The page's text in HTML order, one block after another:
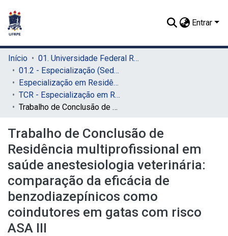
Entrar
Início
01. Universidade Federal Rural de Pernambuco - UFRPE (Sede)
01.2 - Especialização (Sede)
Especialização em Residência Veterinária (Sede)
TCR - Especialização em Residência Veterinária (Sede)
Trabalho de Conclusão de Residência multiprofissional em saúde anestesiologia veterinária: comparação da eficácia de benzodiazepínicos como coindutores em gatas com risco ASA III
Trabalho de Conclusão de
Residência multiprofissional em
saúde anestesiologia veterinária:
comparação da eficácia de
benzodiazepínicos como
coindutores em gatas com risco
ASA III